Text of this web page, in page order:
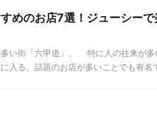
めのお店7選！ジューシー
い街「六甲道」。 特に人の往来が多
入る、話題のお店が多いことでも有名